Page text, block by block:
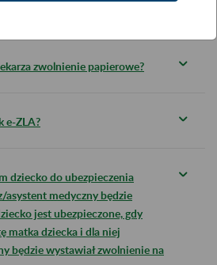
zwolnienie papierowe?
e-ZLA?
dziecko do ubezpieczenia
asystent medyczny będzie
jest ubezpieczone, gdy
matka dziecka i dla niej
będzie wystawiał zwolnienie na